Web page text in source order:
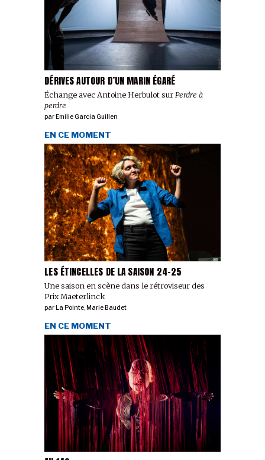
DÉRIVES AUTOUR D’UN MARIN ÉGARÉ
Échange avec Antoine Herbulot surPerdre à
perdre
par Emilie Garcia Guillen
LES ÉTINCELLES DE LA SAISON 24-25
Une saison en scène dans le rétroviseur des
Prix Maeterlinck
EN CE MOMENT
parLa Pointe,Marie Baudet
EN CE MOMENT